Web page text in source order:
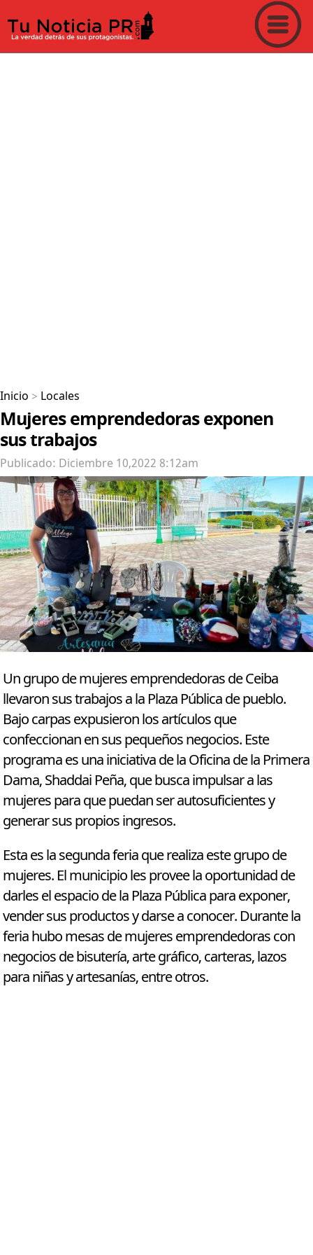
Inicio > Locales
Mujeres emprendedoras exponen
sus trabajos
Publicado: Diciembre 10,2022 8:12am
Un grupo de mujeres emprendedoras de Ceiba
llevaron sus trabajos a la Plaza Pública de pueblo.
Bajo carpas expusieron los artículos que
confeccionan en sus pequeños negocios. Este
programa es una iniciativa de la Oficina de la Primera
Dama, Shaddai Peña, que busca impulsar a las
mujeres para que puedan ser autosuficientes y
generar sus propios ingresos.
Esta es la segunda feria que realiza este grupo de
mujeres. El municipio les provee la oportunidad de
darles el espacio de la Plaza Pública para exponer,
vender sus productos y darse a conocer. Durante la
feria hubo mesas de mujeres emprendedoras con
negocios de bisutería, arte gráfico, carteras, lazos
para niñas y artesanías, entre otros.